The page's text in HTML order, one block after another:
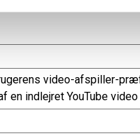
video-afspiller-
en indlejret YouTube video